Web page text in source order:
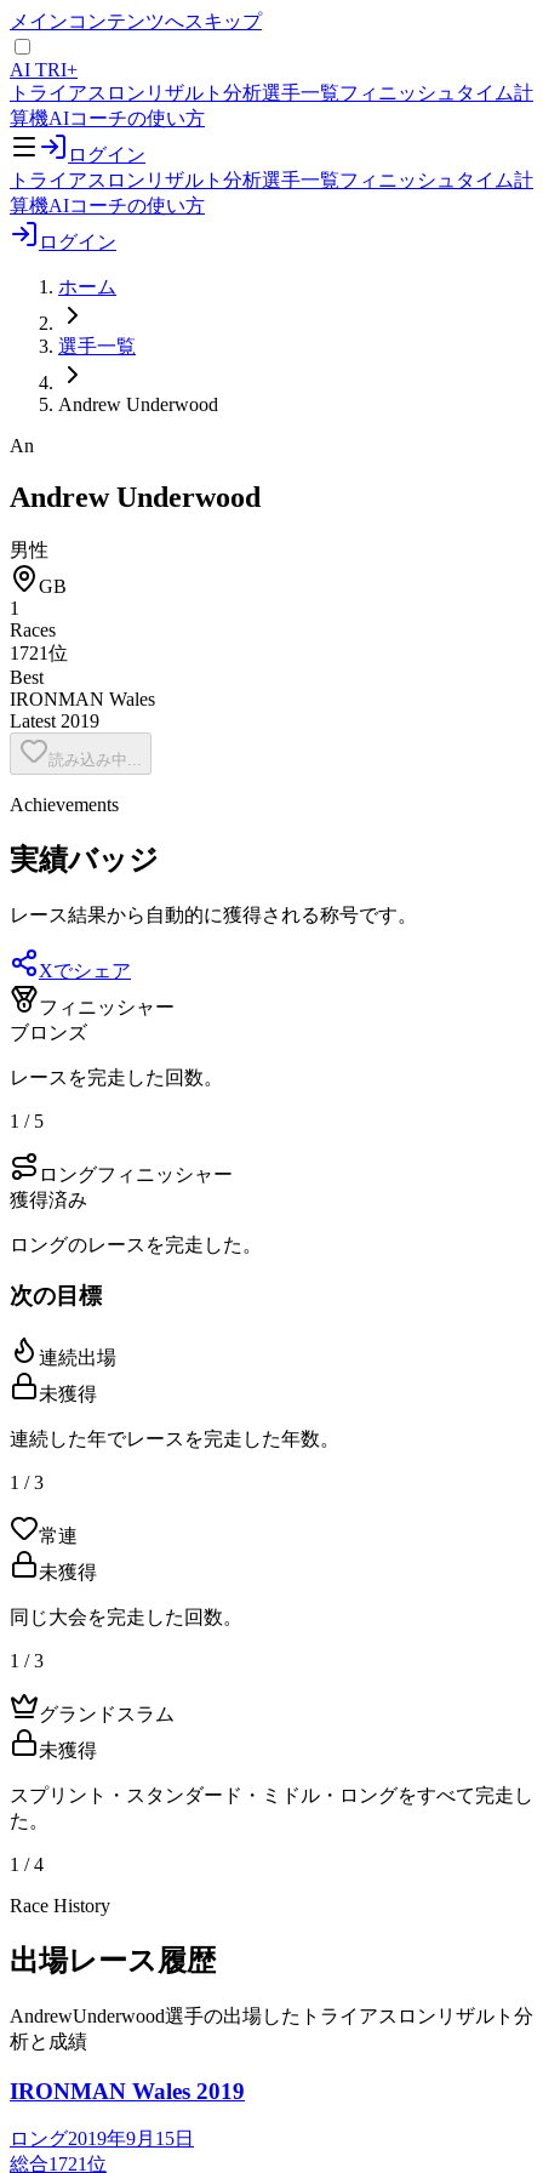
メインコンテンツへスキップ
AI TRI+
トライアスロンリザルト分析選手一覧フィニッシュタイム計
算機AIコーチの使い方
ログイン
トライアスロンリザルト分析選手一覧フィニッシュタイム計
算機AIコーチの使い方
ログイン
ホーム
選手一覧
Andrew Underwood
An
Andrew Underwood
男性
GB
1
Races
1721位
Best
IRONMAN Wales
Latest 2019
読み込み中...
Achievements
実績バッジ
レース結果から自動的に獲得される称号です。
Xでシェア
フィニッシャー
ブロンズ
レースを完走した回数。
1 / 5
ロングフィニッシャー
獲得済み
ロングのレースを完走した。
次の目標
連続出場
未獲得
連続した年でレースを完走した年数。
1 / 3
常連
未獲得
同じ大会を完走した回数。
1 / 3
グランドスラム
未獲得
スプリント・スタンダード・ミドル・ロングをすべて完走し
た。
1 / 4
Race History
出場レース履歴
AndrewUnderwood選手の出場したトライアスロンリザルト分
析と成績
IRONMAN Wales 2019
ロング2019年9月15日
総合1721位